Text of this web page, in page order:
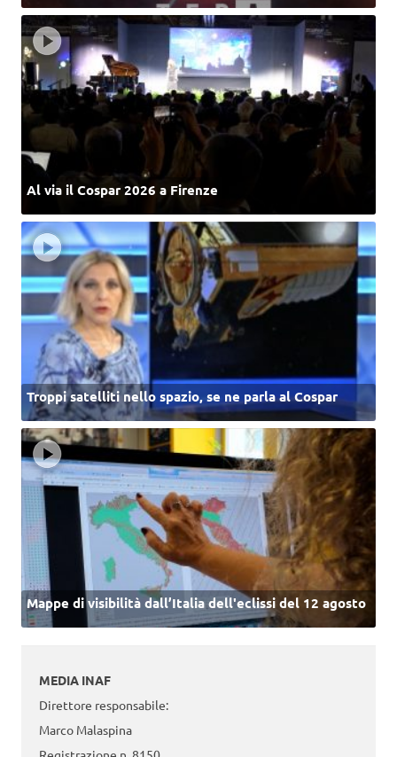
Al via il Cospar 2026 a Firenze
Troppi satelliti nello spazio, se ne parla al Cospar
Mappe di visibilità dall’Italia dell'eclissi del 12 agosto
MEDIA INAF
Direttore responsabile:
Marco Malaspina